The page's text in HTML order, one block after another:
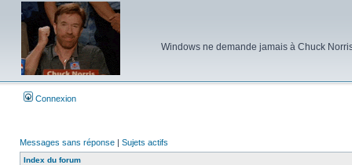
Windows ne demande jamais à Chuck
Connexion
Messages sans réponse | Sujets actifs
Index du forum